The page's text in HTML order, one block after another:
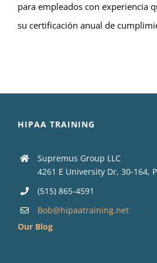
para empleados con experiencia
su certificación anual de
HIPAA TRAINING
Supremus Group LLC
4261 E University Dr, 30-164,
(515) 865-4591
Bob@hipaatraining.net
Our Blog